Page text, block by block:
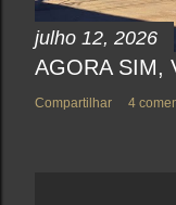
julho 12, 2026
AGORA SIM,
Compartilhar 4